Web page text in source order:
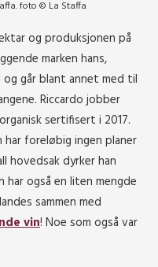
foto © La Staffa
og produksjonen på
marken hans,
og går blant annet med til
Riccardo jobber
sertifisert i 2017.
har foreløbig ingen planer
hovedsak dyrker han
også en liten mengde
sammen med
vin! Noe som også var